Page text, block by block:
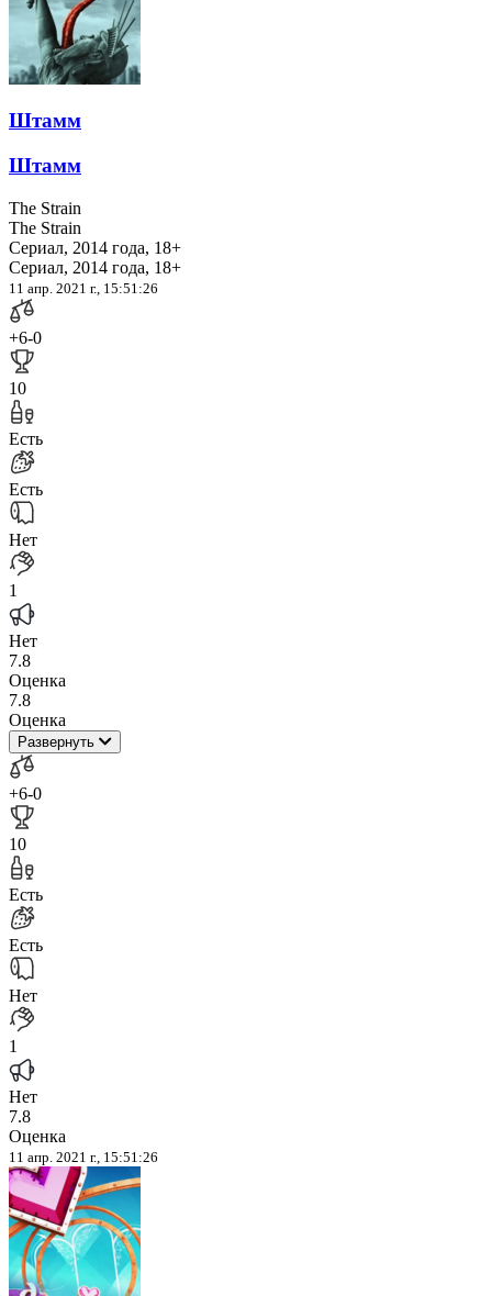
Штамм
Штамм
The Strain
The Strain
Сериал, 2014 года, 18+
Сериал, 2014 года, 18+
11 апр. 2021 г., 15:51:26
+6-0
10
Есть
Есть
Нет
1
Нет
7.8
Оценка
7.8
Оценка
Развернуть
+6-0
10
Есть
Есть
Нет
1
Нет
7.8
Оценка
11 апр. 2021 г., 15:51:26